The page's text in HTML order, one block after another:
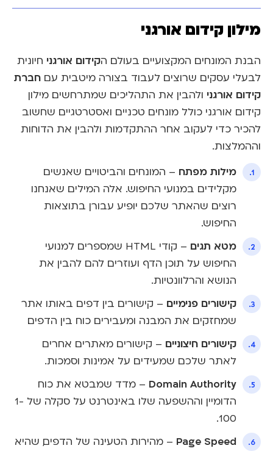
מילון קידום אורגני
הבנת המונחים המקצועיים בעולם הקידום אורגני חיונית
לבעלי עסקים שרוצים לעבוד בצורה מיטבית עם חברת
קידום אורגני ולהבין את התהליכים שמתרחשים. מילון
קידום אורגני כולל מונחים טכניים ואסטרטגיים שחשוב
להכיר כדי לעקוב אחר ההתקדמות ולהבין את הדוחות
וההמלצות.
מילות מפתח – המונחים והביטויים שאנשים
מקלידים במנועי החיפוש. אלה המילים שאנחנו
רוצים שהאתר שלכם יופיע עבורן בתוצאות
החיפוש.
מטא תגים
– קודי HTML שמספרים למנועי
החיפוש על תוכן הדף ועוזרים להם להבין את
הנושא והרלוונטיות.
קישורים פנימיים – קישורים בין דפים באותו אתר
שמחזקים את המבנה ומעבירים כוח בין הדפים.
קישורים חיצוניים – קישורים מאתרים אחרים
לאתר שלכם שמעידים על אמינות וסמכות.
Domain Authority – מדד שמבטא את כוח
הדומיין וההשפעה שלו באינטרנט על סקלה של 1-
100.
Page Speed – מהירות הטעינה של הדפים, שהיא